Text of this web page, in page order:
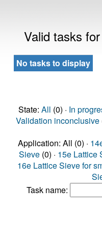
Valid tasks
No tasks to display
State: All (0) · In
Validation inconclusive
Application: All (0) ·
Sieve (0) · 15e Lattice
16e Lattice Sieve for
Task name: